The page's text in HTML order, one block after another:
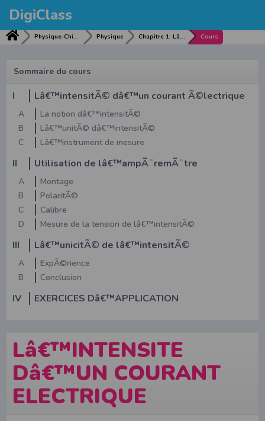
DigiClass
Physique-Chimie Physique Chapitre 1: Lâ€™INTENSITE Dâ€™UN COURANT ELECTRIQUE Cours
Lâ€™INTENSITE
Dâ€™UN COURANT
ELECTRIQUE
Sommaire du cours
I Lâ€™intensitÃ© dâ€™un courant Ã©lectrique
A
La notion dâ€™intensitÃ©
B
Lâ€™unitÃ© dâ€™intensitÃ©
C
Lâ€™instrument de mesure
II Utilisation de lâ€™ampÃ¨remÃ¨tre
A
Montage
B
PolaritÃ©
C
Calibre
D
Mesure de la tension de lâ€™intensitÃ©
III Lâ€™unicitÃ© de lâ€™intensitÃ©
A
ExpÃ©rience
B
Conclusion
IV EXERCICES Dâ€™APPLICATION